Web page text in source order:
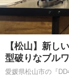
【松山】新し
型破りなブル
愛媛県松山市の『